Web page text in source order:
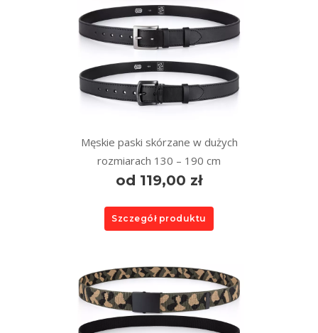
Męskie paski skórzane w dużych
rozmiarach 130 – 190 cm
od 119,00 zł
Szczegół produktu